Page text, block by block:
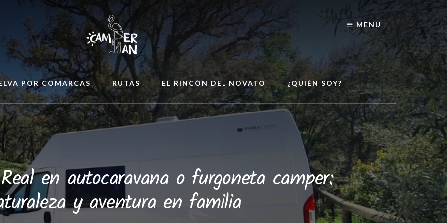
MENU
POR COMARCAS RUTAS EL RINCÓN DEL NOVATO ¿QUIÉN SOY?
en autocaravana o furgoneta camper:
y aventura en familia